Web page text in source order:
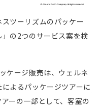
ツーリズムのパッケー
の2つのサービス案を検
ケージ販売は、ウェルネ
よるパッケージツアーに
ーの一部として、客室の